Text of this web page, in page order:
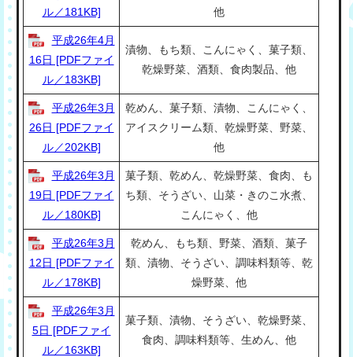
ル／181KB]
他
平成26年4月
16日 [PDFファイ
ル／183KB]
漬物、もち類、こんにゃく、菓子類、
乾燥野菜、酒類、食肉製品、他
平成26年3月
26日 [PDFファイ
ル／202KB]
乾めん、菓子類、漬物、こんにゃく、
アイスクリーム類、乾燥野菜、野菜、
他
平成26年3月
19日 [PDFファイ
ル／180KB]
菓子類、乾めん、乾燥野菜、食肉、も
ち類、そうざい、山菜・きのこ水煮、
こんにゃく、他
平成26年3月
12日 [PDFファイ
ル／178KB]
乾めん、もち類、野菜、酒類、菓子
類、漬物、そうざい、調味料類等、乾
燥野菜、他
平成26年3月
5日 [PDFファイ
ル／163KB]
菓子類、漬物、そうざい、乾燥野菜、
食肉、調味料類等、生めん、他